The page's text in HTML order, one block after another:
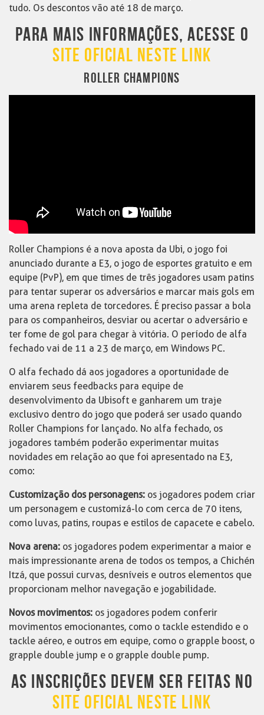
tudo. Os descontos vão até 18 de março.
PARA MAIS INFORMAÇÕES, ACESSE O
SITE OFICIAL NESTE LINK
ROLLER CHAMPIONS
Roller Champions é a nova aposta da Ubi, o jogo foi
anunciado durante a E3, o jogo de esportes gratuito e em
equipe (PvP), em que times de três jogadores usam patins
para tentar superar os adversários e marcar mais gols em
uma arena repleta de torcedores. É preciso passar a bola
para os companheiros, desviar ou acertar o adversário e
ter fome de gol para chegar à vitória. O período de alfa
fechado vai de 11 a 23 de março, em Windows PC.
O alfa fechado dá aos jogadores a oportunidade de
enviarem seus feedbacks para equipe de
desenvolvimento da Ubisoft e ganharem um traje
exclusivo dentro do jogo que poderá ser usado quando
Roller Champions for lançado. No alfa fechado, os
jogadores também poderão experimentar muitas
novidades em relação ao que foi apresentado na E3,
como:
Customização dos personagens: os jogadores podem criar
um personagem e customizá-lo com cerca de 70 itens,
como luvas, patins, roupas e estilos de capacete e cabelo.
Nova arena: os jogadores podem experimentar a maior e
mais impressionante arena de todos os tempos, a Chichén
Itzá, que possui curvas, desníveis e outros elementos que
proporcionam melhor navegação e jogabilidade.
Novos movimentos: os jogadores podem conferir
movimentos emocionantes, como o tackle estendido e o
tackle aéreo, e outros em equipe, como o grapple boost, o
grapple double jump e o grapple double pump.
AS INSCRIÇÕES DEVEM SER FEITAS NO
SITE OFICIAL NESTE LINK